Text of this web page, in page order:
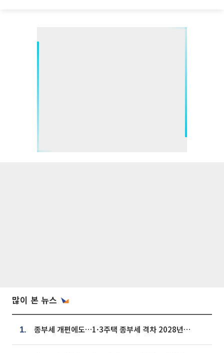
많이 본 뉴스
1. 종부세 개편에도…1·3주택 종부세 격차 2028년부터 확대